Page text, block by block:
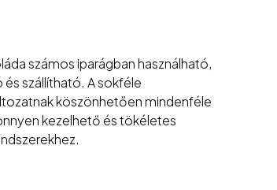
számos iparágban használható,
szállítható. A sokféle
köszönhetően mindenféle
kezelhető és tökéletes